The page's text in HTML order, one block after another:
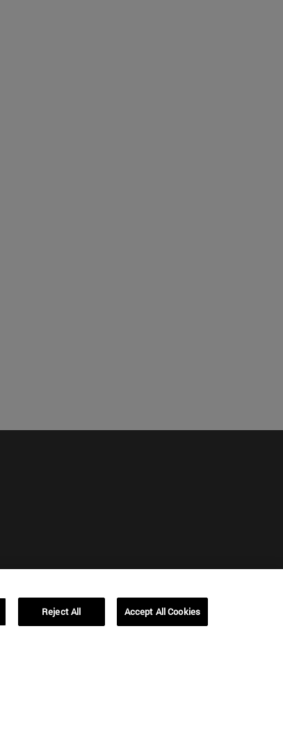
Campus Barcelona (IESE)
Av. Pearson, 21 08034 Barcelona
Reject All Accept All Cookies